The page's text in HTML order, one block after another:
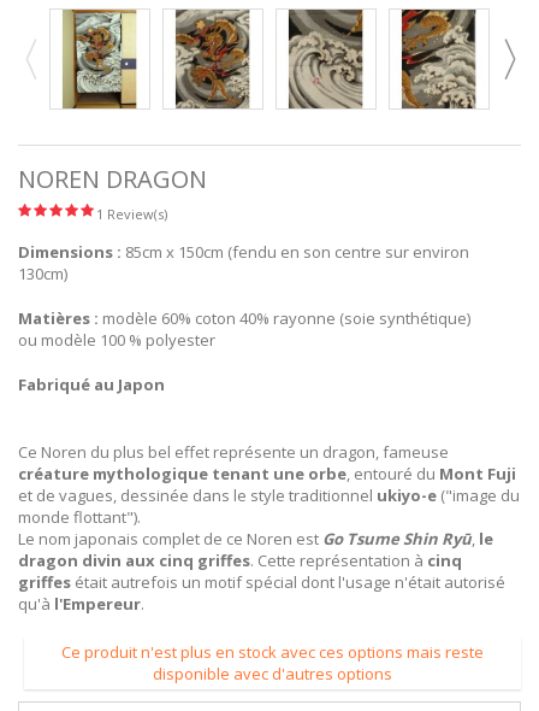
NOREN DRAGON
1 Review(s)
Dimensions : 85cm x 150cm (fendu en son centre sur environ
130cm)
Matières : modèle 60% coton 40% rayonne (soie synthétique)
ou modèle 100 % polyester
Fabriqué au Japon
Ce Noren du plus bel effet représente un dragon, fameuse
créature mythologique tenant une orbe, entouré du Mont Fuji
et de vagues, dessinée dans le style traditionnel ukiyo-e ("image du
monde flottant").
Le nom japonais complet de ce Noren est Go Tsume Shin Ryū, le
dragon divin aux cinq griffes. Cette représentation à cinq
griffes était autrefois un motif spécial dont l'usage n'était autorisé
qu'à l'Empereur.
Ce produit n'est plus en stock avec ces options mais reste
disponible avec d'autres options